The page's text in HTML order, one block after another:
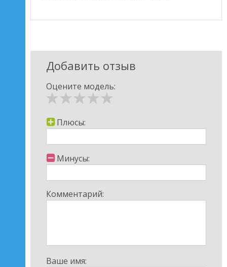
Добавить отзыв
Оцените модель:
Плюсы:
Минусы:
Комментарий:
Ваше имя: